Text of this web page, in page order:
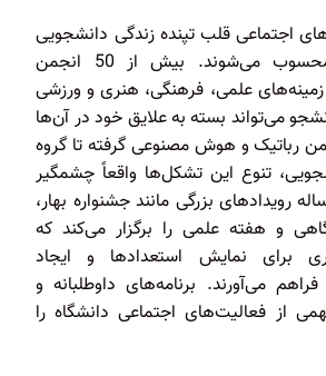
اجتماعی قلب تپنده زندگی دانشجویی
در این دانشگاه محسوب می‌شوند. بیش از 50 انجمن
علمی، فرهنگی، هنری و ورزشی
می‌تواند بسته به علایق خود در آن‌ها
رباتیک و هوش مصنوعی گرفته تا گروه
تنوع این تشکل‌ها واقعاً چشمگیر
رویدادهای بزرگی مانند جشنواره بهار،
و هفته علمی را برگزار می‌کند که
برای نمایش استعدادها و ایجاد
می‌آورند. برنامه‌های داوطلبانه و
از فعالیت‌های اجتماعی دانشگاه را